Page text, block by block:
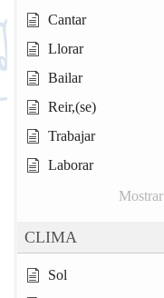
Cantar
Llorar
Bailar
Reir,(se)
Trabajar
Laborar
CLIMA
Sol